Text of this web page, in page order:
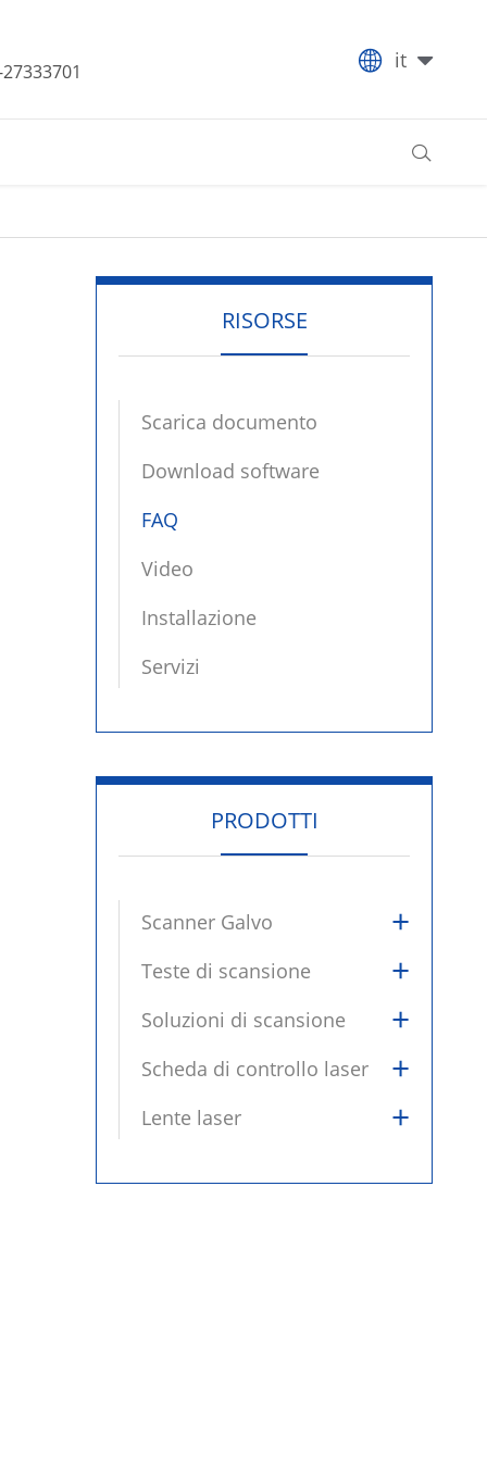
 it

RISORSE
Scarica documento
Download software
FAQ
Video
Installazione
Servizi
PRODOTTI
Scanner Galvo +
Teste di scansione +
Soluzioni di scansione +
Scheda di controllo laser +
Lente laser +